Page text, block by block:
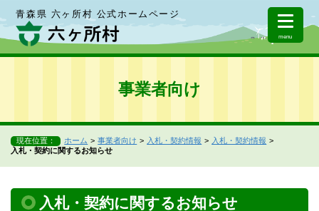
青森県 六ヶ所村 公式ホームページ
menu
事業者向け
現在位置： ホーム 事業者向け 入札・契約情報
入札・契約情報
入札・契約に関するお知らせ
入札・契約に関するお知らせ